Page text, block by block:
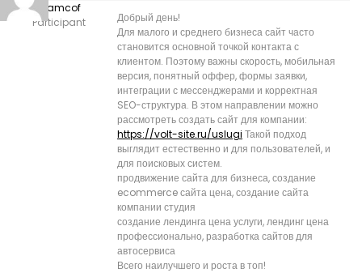
Williamcof
Participant
Добрый день!
Для малого и среднего бизнеса сайт часто
становится основной точкой контакта с
клиентом. Поэтому важны скорость, мобильная
версия, понятный оффер, формы заявки,
интеграции с мессенджерами и корректная
SEO-структура. В этом направлении можно
рассмотреть создать сайт для компании:
https://volt-site.ru/uslugi Такой подход
выглядит естественно и для пользователей, и
для поисковых систем.
продвижение сайта для бизнеса, создание
ecommerce сайта цена, создание сайта
компании студия
создание лендинга цена услуги, лендинг цена
профессионально, разработка сайтов для
автосервиса
Всего наилучшего и роста в топ!